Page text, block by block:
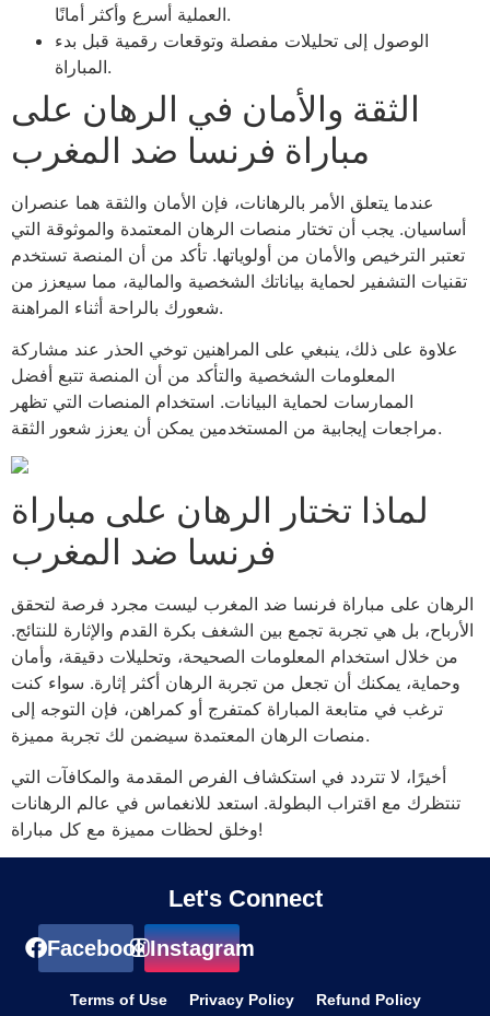
العملية أسرع وأكثر أمانًا.
الوصول إلى تحليلات مفصلة وتوقعات رقمية قبل بدء
المباراة.
الثقة والأمان في الرهان على
مباراة فرنسا ضد المغرب
عندما يتعلق الأمر بالرهانات، فإن الأمان والثقة هما عنصران
أساسيان. يجب أن تختار منصات الرهان المعتمدة والموثوقة التي
تعتبر الترخيص والأمان من أولوياتها. تأكد من أن المنصة تستخدم
تقنيات التشفير لحماية بياناتك الشخصية والمالية، مما سيعزز من
شعورك بالراحة أثناء المراهنة.
علاوة على ذلك، ينبغي على المراهنين توخي الحذر عند مشاركة
المعلومات الشخصية والتأكد من أن المنصة تتبع أفضل
الممارسات لحماية البيانات. استخدام المنصات التي تظهر
مراجعات إيجابية من المستخدمين يمكن أن يعزز شعور الثقة.
لماذا تختار الرهان على مباراة
فرنسا ضد المغرب
الرهان على مباراة فرنسا ضد المغرب ليست مجرد فرصة لتحقق
الأرباح، بل هي تجربة تجمع بين الشغف بكرة القدم والإثارة للنتائج.
من خلال استخدام المعلومات الصحيحة، وتحليلات دقيقة، وأمان
وحماية، يمكنك أن تجعل من تجربة الرهان أكثر إثارة. سواء كنت
ترغب في متابعة المباراة كمتفرج أو كمراهن، فإن التوجه إلى
منصات الرهان المعتمدة سيضمن لك تجربة مميزة.
أخيرًا، لا تتردد في استكشاف الفرص المقدمة والمكافآت التي
تنتظرك مع اقتراب البطولة. استعد للانغماس في عالم الرهانات
وخلق لحظات مميزة مع كل مباراة!
Let's Connect
FacebookInstagram
Terms of Use Privacy Policy Refund Policy